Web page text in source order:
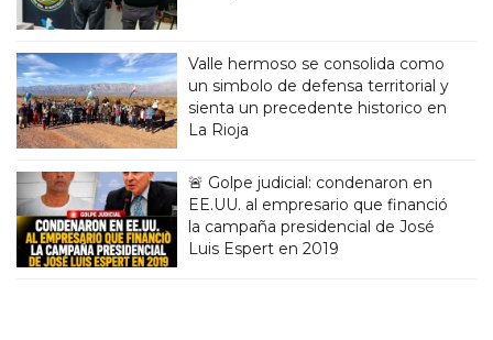
Valle hermoso se consolida como
un simbolo de defensa territorial y
sienta un precedente historico en
La Rioja
🚨 Golpe judicial: condenaron en
EE.UU. al empresario que financió
la campaña presidencial de José
Luis Espert en 2019